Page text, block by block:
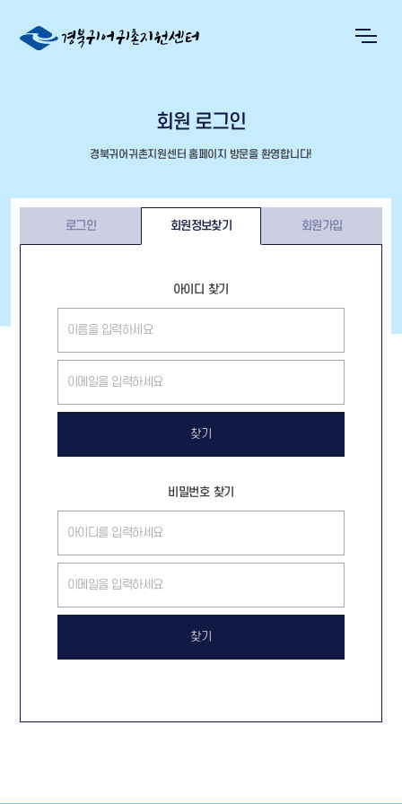
회원 로그인
경북귀어귀촌지원센터 홈페이지 방문을 환영합니다!
로그인 회원정보찾기 회원가입
아이디 찾기
찾기
비밀번호 찾기
찾기